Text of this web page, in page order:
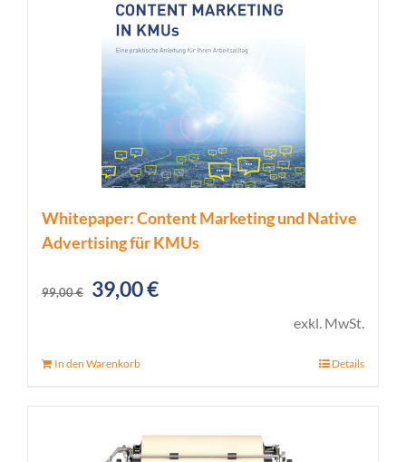
Whitepaper: Content Marketing und Native
Advertising für KMUs
99,00€
Ursprünglicher
39,00€Aktueller
exkl. MwSt.
In den Warenkorb Details